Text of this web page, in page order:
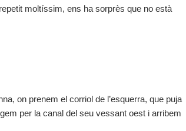
moltíssim, ens ha sorprès que no està
on prenem el corriol de l’esquerra, que puja
per la canal del seu vessant oest i arribem